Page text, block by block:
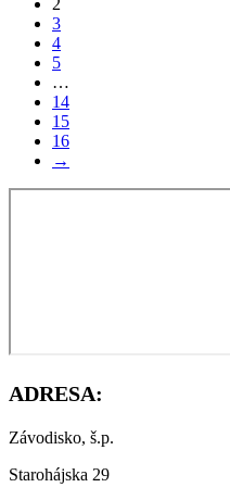
3
4
5
…
14
15
16
→
ADRESA:
Závodisko, š.p.
Starohájska 29